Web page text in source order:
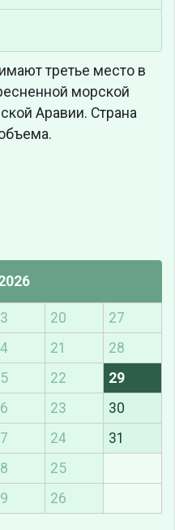
третье место в
морской
Аравии. Страна
20
27
21
28
22
29
23
30
24
31
25
26